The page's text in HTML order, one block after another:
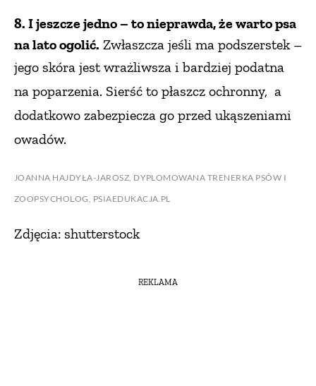
8. I jeszcze jedno – to nieprawda, że warto psa
na lato ogolić. Zwłaszcza jeśli ma podszerstek –
jego skóra jest wrażliwsza i bardziej podatna
na poparzenia. Sierść to płaszcz ochronny, a
dodatkowo zabezpiecza go przed ukąszeniami
owadów.
JOANNA HAJDYŁA-JAROSZ, DYPLOMOWANA TRENERKA PSÓW I
ZOOPSYCHOLOG, PSIAEDUKACJA.PL
Zdjęcia: shutterstock
REKLAMA